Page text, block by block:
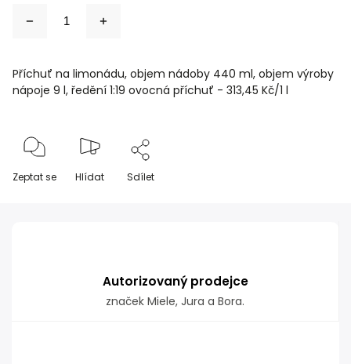
Příchuť na limonádu, objem nádoby 440 ml, objem výroby
nápoje 9 l, ředění 1:19 ovocná příchuť - 313,45 Kč/1 l
Zeptat se Hlídat Sdílet
Autorizovaný prodejce
značek Miele, Jura a Bora.